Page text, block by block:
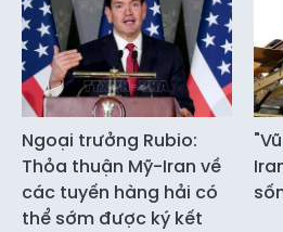
Ngoại trưởng Rubio:
Thỏa thuận Mỹ-Iran về
các tuyến hàng hải có
thể sớm được ký kết